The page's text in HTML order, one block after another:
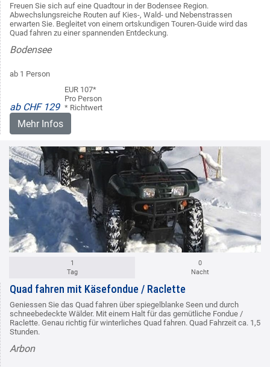
Freuen Sie sich auf eine Quadtour in der Bodensee Region.
Abwechslungsreiche Routen auf Kies-, Wald- und Nebenstrassen
erwarten Sie. Begleitet von einem ortskundigen Touren-Guide wird das
Quad fahren zu einer spannenden Entdeckung.
Bodensee
ab 1 Person
ab CHF 129
EUR 107*
Pro Person
* Richtwert
Mehr Infos
1
Tag
0
Nacht
Quad fahren mit Käsefondue / Raclette
Geniessen Sie das Quad fahren über spiegelblanke Seen und durch
schneebedeckte Wälder. Mit einem Halt für das gemütliche Fondue /
Raclette. Genau richtig für winterliches Quad fahren. Quad Fahrzeit ca. 1,5
Stunden.
Arbon